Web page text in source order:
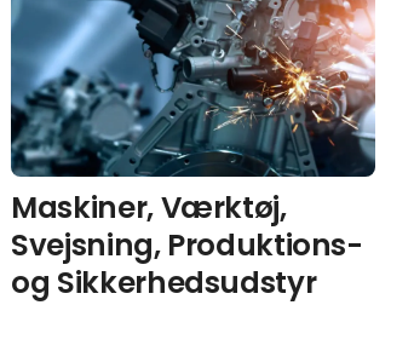
Maskiner, Værktøj,
Svejsning, Produktions-
og Sikkerhedsudstyr